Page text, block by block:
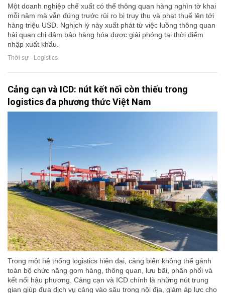
Một doanh nghiệp chế xuất có thể thông quan hàng nghìn tờ khai
mỗi năm mà vẫn đứng trước rủi ro bị truy thu và phạt thuế lên tới
hàng triệu USD. Nghịch lý này xuất phát từ việc luồng thông quan
hải quan chỉ đảm bảo hàng hóa được giải phóng tại thời điểm
nhập xuất khẩu.
Thời sự - Logistics
Cảng cạn và ICD: nút kết nối còn thiếu trong
logistics đa phương thức Việt Nam
Trong một hệ thống logistics hiện đại, cảng biển không thể gánh
toàn bộ chức năng gom hàng, thông quan, lưu bãi, phân phối và
kết nối hậu phương. Cảng cạn và ICD chính là những nút trung
gian giúp đưa dịch vụ cảng vào sâu trong nội địa, giảm áp lực cho